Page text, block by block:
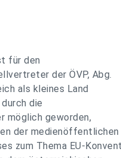
für den
der ÖVP, Abg.
als kleines Land
die
möglich geworden,
der medienöffentlichen
zum Thema EU-Konvent